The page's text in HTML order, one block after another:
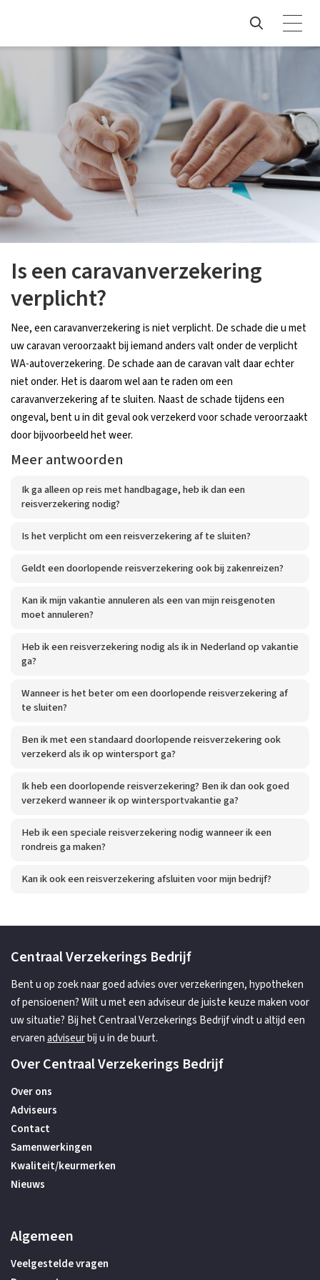
Is een caravanverzekering
verplicht?
Nee, een caravanverzekering is niet verplicht. De schade die u met
uw caravan veroorzaakt bij iemand anders valt onder de verplicht
WA-autoverzekering. De schade aan de caravan valt daar echter
niet onder. Het is daarom wel aan te raden om een
caravanverzekering af te sluiten. Naast de schade tijdens een
ongeval, bent u in dit geval ook verzekerd voor schade veroorzaakt
door bijvoorbeeld het weer.
Meer antwoorden
Ik ga alleen op reis met handbagage, heb ik dan een
reisverzekering nodig?
Is het verplicht om een reisverzekering af te sluiten?
Geldt een doorlopende reisverzekering ook bij zakenreizen?
Kan ik mijn vakantie annuleren als een van mijn reisgenoten
moet annuleren?
Heb ik een reisverzekering nodig als ik in Nederland op vakantie
ga?
Wanneer is het beter om een doorlopende reisverzekering af
te sluiten?
Ben ik met een standaard doorlopende reisverzekering ook
verzekerd als ik op wintersport ga?
Ik heb een doorlopende reisverzekering? Ben ik dan ook goed
verzekerd wanneer ik op wintersportvakantie ga?
Heb ik een speciale reisverzekering nodig wanneer ik een
rondreis ga maken?
Kan ik ook een reisverzekering afsluiten voor mijn bedrijf?
Centraal Verzekerings Bedrijf
Bent u op zoek naar goed advies over verzekeringen, hypotheken
of pensioenen? Wilt u met een adviseur de juiste keuze maken voor
uw situatie? Bij het Centraal Verzekerings Bedrijf vindt u altijd een
ervarenadviseurbij u in de buurt.
Over Centraal Verzekerings Bedrijf
Over ons
Adviseurs
Contact
Samenwerkingen
Kwaliteit/keurmerken
Nieuws
Algemeen
Veelgestelde vragen